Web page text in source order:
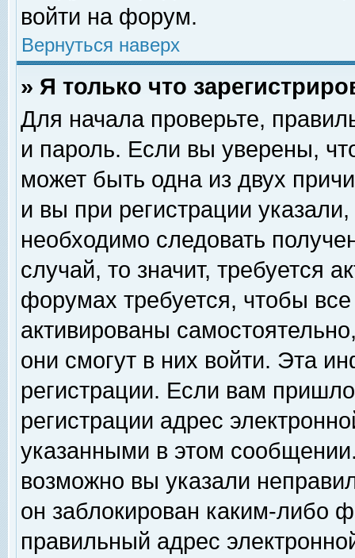
войти на форум.
Вернуться наверх
» Я только что
Для начала проверьте,
и пароль. Если вы уверены,
может быть одна из двух
и вы при регистрации
необходимо следовать
случай, то значит, требуется
форумах требуется, чтобы
активированы
они смогут в них войти. Эта
регистрации. Если вам
регистрации адрес
указанными в этом
возможно вы указали
он заблокирован каким-либо
правильный адрес